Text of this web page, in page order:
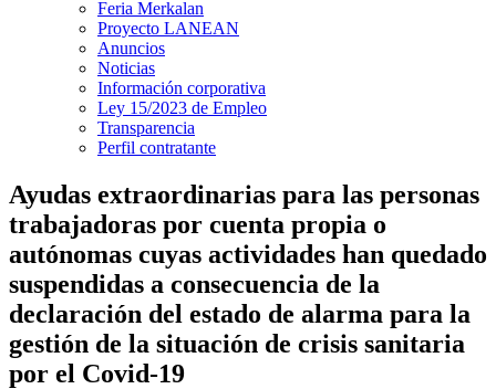
Feria Merkalan
Proyecto LANEAN
Anuncios
Noticias
Información corporativa
Ley 15/2023 de Empleo
Transparencia
Perfil contratante
Ayudas extraordinarias para las personas
trabajadoras por cuenta propia o
autónomas cuyas actividades han quedado
suspendidas a consecuencia de la
declaración del estado de alarma para la
gestión de la situación de crisis sanitaria
por el Covid-19